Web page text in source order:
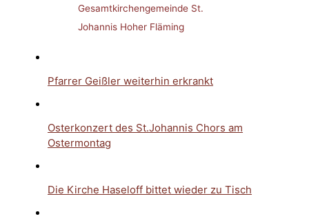
Gesamtkirchengemeinde St.
Johannis Hoher Fläming
Pfarrer Geißler weiterhin erkrankt
Osterkonzert des St.Johannis Chors am
Ostermontag
Die Kirche Haseloff bittet wieder zu Tisch